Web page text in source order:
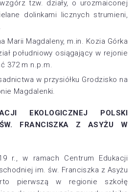
tzw. działy, o urozmaiconej
dolinkami licznych strumieni,
Marii Magdaleny, m.in. Kozia Górka
południowy osiągający w rejonie
372 m n.p.m.
w przysiółku Grodzisko na
Magdalenki.
EKOLOGICZNEJ POLSKI
FRANCISZKA Z ASYŻU W
r., w ramach Centrum Edukacji
im. św. Franciszka z Asyżu
pierwszą w regionie szkołę